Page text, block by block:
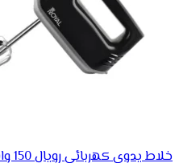
خلاط يدوي كهربائي رويال 150 وات 5 سرعات - أسود RA-HM38